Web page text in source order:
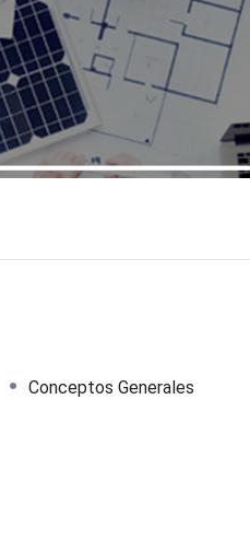
Conceptos Generales